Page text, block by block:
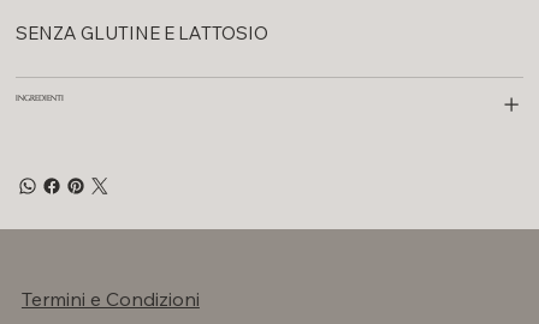
SENZA GLUTINE E LATTOSIO
INGREDIENTI
Termini e Condizioni